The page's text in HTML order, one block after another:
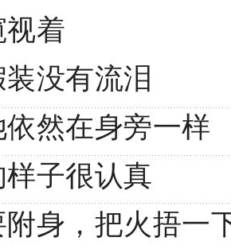
着
没有流泪
然在身旁一样
子很认真
身，把火捂一